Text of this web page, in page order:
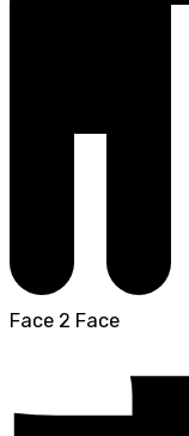
Face 2 Face